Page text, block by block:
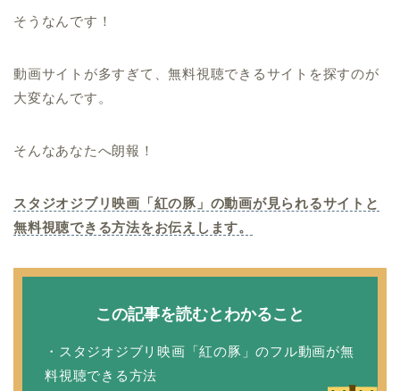
そうなんです！
動画サイトが多すぎて、無料視聴できるサイトを探すのが
大変なんです。
そんなあなたへ朗報！
スタジオジブリ映画「紅の豚」の動画が見られるサイトと
無料視聴できる方法をお伝えします。
この記事を読むとわかること
・スタジオジブリ映画「紅の豚」のフル動画が無
料視聴できる方法